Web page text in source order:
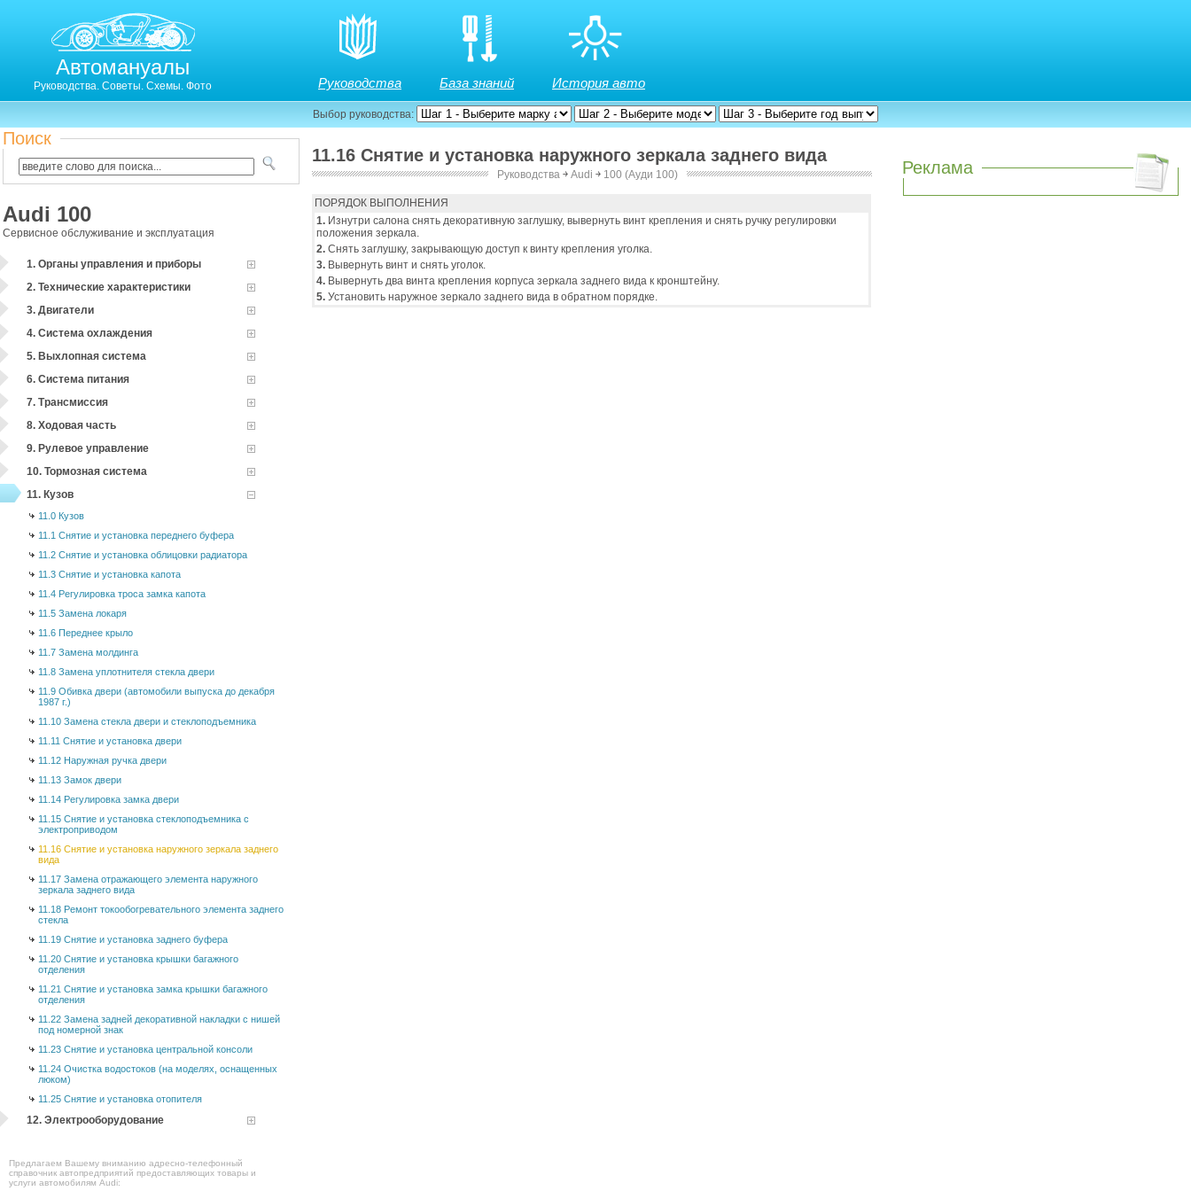
Автомануалы
Руководства. Советы. Схемы. Фото Руководства База знаний История авто
Выбор руководства:
Поиск
Audi 100
Сервисное обслуживание и эксплуатация
1. Органы управления и приборы
2. Технические характеристики
3. Двигатели
4. Система охлаждения
5. Выхлопная система
6. Система питания
7. Трансмиссия
8. Ходовая часть
9. Рулевое управление
10. Тормозная система
11. Кузов
11.0 Кузов
11.1 Снятие и установка переднего буфера
11.2 Снятие и установка облицовки радиатора
11.3 Снятие и установка капота
11.4 Регулировка троса замка капота
11.5 Замена локаря
11.6 Переднее крыло
11.7 Замена молдинга
11.8 Замена уплотнителя стекла двери
11.9 Обивка двери (автомобили выпуска до декабря
1987 г.)
11.10 Замена стекла двери и стеклоподъемника
11.11 Снятие и установка двери
11.12 Наружная ручка двери
11.13 Замок двери
11.14 Регулировка замка двери
11.15 Снятие и установка стеклоподъемника с
электроприводом
11.16 Снятие и установка наружного зеркала заднего
вида
11.17 Замена отражающего элемента наружного
зеркала заднего вида
11.18 Ремонт токообогревательного элемента заднего
стекла
11.19 Снятие и установка заднего буфера
11.20 Снятие и установка крышки багажного
отделения
11.21 Снятие и установка замка крышки багажного
отделения
11.22 Замена задней декоративной накладки с нишей
под номерной знак
11.23 Снятие и установка центральной консоли
11.24 Очистка водостоков (на моделях, оснащенных
люком)
11.25 Снятие и установка отопителя
12. Электрооборудование
Предлагаем Вашему вниманию адресно-телефонный
справочник автопредприятий предоставляющих товары и
услуги автомобилям Audi:
11.16 Снятие и установка наружного зеркала заднего вида
Руководства ￫ Audi ￫ 100 (Ауди 100)
ПОРЯДОК ВЫПОЛНЕНИЯ
1. Изнутри салона снять декоративную заглушку, вывернуть винт крепления и снять ручку регулировки
положения зеркала.
2. Снять заглушку, закрывающую доступ к винту крепления уголка.
3. Вывернуть винт и снять уголок.
4. Вывернуть два винта крепления корпуса зеркала заднего вида к кронштейну.
5.Установить наружное зеркало заднего вида в обратном порядке.
Реклама